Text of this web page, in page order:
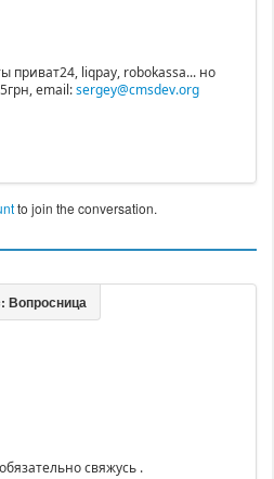
приват24, liqpay, robokassa... но
email:sergey@cmsdev.org
to join the conversation.
свяжусь .